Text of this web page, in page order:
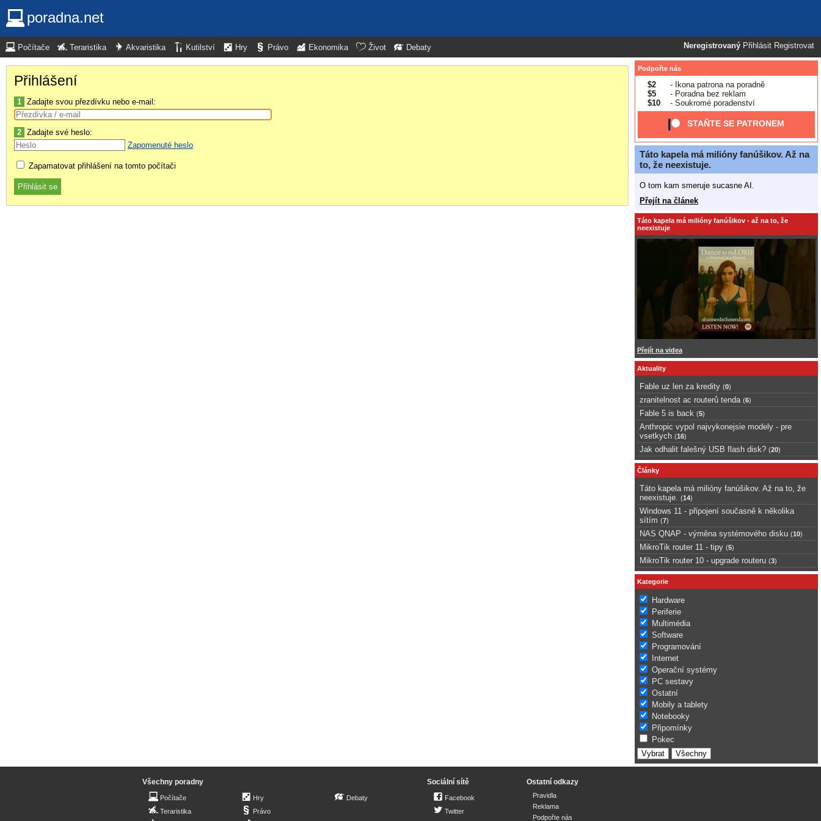
poradna.net
Neregistrovaný Přihlásit Registrovat
Počítače Teraristika Akvaristika Kutilství Hry Právo Ekonomika Život Debaty
Přihlášení
1 Zadajte svou přezdívku nebo e-mail:
2 Zadajte své heslo:
Zapomenuté heslo
Zapamatovat přihlášení na tomto počítači
Podpořte nás
$2
- Ikona patrona na poradně
$5
- Poradna bez reklam
$10
- Soukromé poradenství
STAŇTE SE PATRONEM
Táto kapela má milióny fanúšikov. Až na
to, že neexistuje.
O tom kam smeruje sucasne AI.
Přejít na článek
Táto kapela má milióny fanúšikov - až na to, že
neexistuje
Přejít na videa
Aktuality
Fable uz len za kredity (0)
zranitelnost ac routerů tenda (6)
Fable 5 is back (5)
Anthropic vypol najvykonejsie modely - pre
vsetkych (16)
Jak odhalit falešný USB flash disk? (20)
Články
Táto kapela má milióny fanúšikov. Až na to, že
neexistuje.
(14)
Windows 11 - připojení současně k několika
sítím (7)
NAS QNAP - výměna systémového disku (10)
MikroTik router 11 - tipy (5)
MikroTik router 10 - upgrade routeru (3)
Kategorie
Hardware
Periferie
Multimédia
Software
Programování
Internet
Operační systémy
PC sestavy
Ostatní
Mobily a tablety
Notebooky
Připomínky
Pokec
Všechny poradny
Počítače
Teraristika
Hry
Právo
Debaty
Sociální sítě
Facebook
Twitter
Ostatní odkazy
Pravidla
Reklama
Podpořte nás